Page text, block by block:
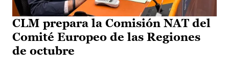
CLM prepara la Comisión NAT del
Comité Europeo de las Regiones
de octubre